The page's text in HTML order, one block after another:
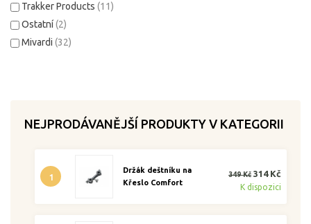
Trakker Products (11)
Ostatní(2)
Mivardi (32)
NEJPRODÁVANĚJŠÍ PRODUKTY V KATEGORII
1
Držák deštníku na
Křeslo Comfort
349 Kč 314 Kč
K dispozici